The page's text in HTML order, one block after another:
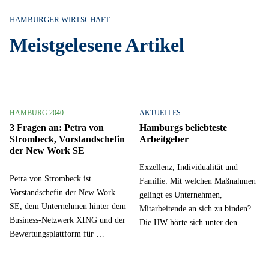
HAMBURGER WIRTSCHAFT
Meistgelesene Artikel
HAMBURG 2040
3 Fragen an: Petra von
Strombeck, Vorstandschefin
der New Work SE
Petra von Strombeck ist
Vorstandschefin der New Work
SE, dem Unternehmen hinter dem
Business-Netzwerk XING und der
Bewertungsplattform für …
AKTUELLES
Hamburgs beliebteste
Arbeitgeber
Exzellenz, Individualität und
Familie: Mit welchen Maßnahmen
gelingt es Unternehmen,
Mitarbeitende an sich zu binden?
Die HW hörte sich unter den …